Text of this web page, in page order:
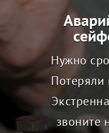
Нужно
Потеряли
звоните